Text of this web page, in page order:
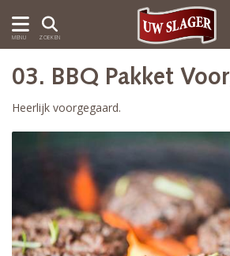
MENU ZOEKEN
03. BBQ Pakket
Heerlijk voorgegaard.